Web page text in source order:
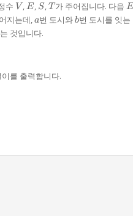
수 V
V ,E
E, S
S,T
T 가 주어집니다. 다음E
E
지는데,a
a번 도시와b
b번 도시를 잇는
것입니다.
를 출력합니다.